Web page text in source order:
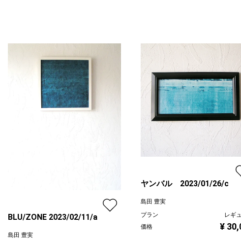
BLU/ZONE 2023/02/11/a
島田 豊実
ヤンバル 2023/01/26/c
島田 豊実
プラン
レギ
価格
¥